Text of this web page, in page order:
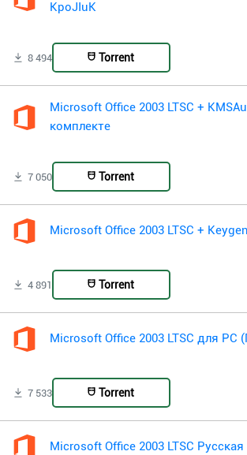
KpoJIuK
8 494 Torrent
Microsoft Office 2003 LTSC +
комплекте
7 050 Torrent
Microsoft Office 2003 LTSC + Keygen
4 891 Torrent
Microsoft Office 2003 LTSC для PC
7 533 Torrent
Microsoft Office 2003 LTSC